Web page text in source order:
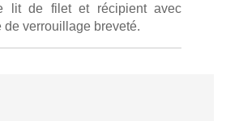
lit de filet et récipient avec
verrouillage breveté.